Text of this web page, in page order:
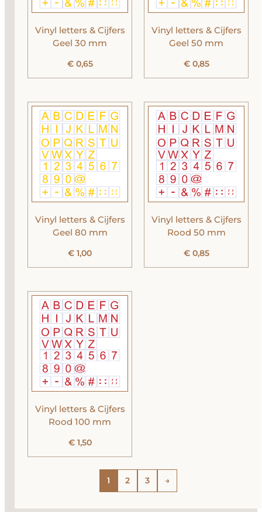
Vinyl letters & Cijfers
Geel 30 mm
€0,65
Vinyl letters & Cijfers
Geel 50 mm
€0,85
Vinyl letters & Cijfers
Geel 80 mm
€ 1,00
Vinyl letters & Cijfers
Rood 50 mm
€0,85
Vinyl letters & Cijfers
Rood 100 mm
€1,50
1 2 3 →